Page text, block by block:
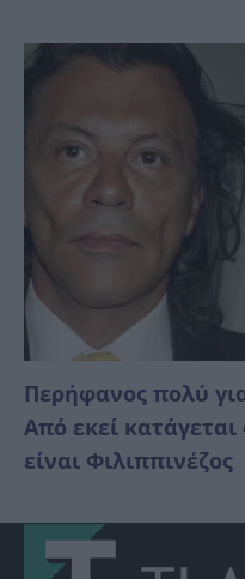
Περήφανος πολύ
Από εκεί
είναι Φιλιππινέζος